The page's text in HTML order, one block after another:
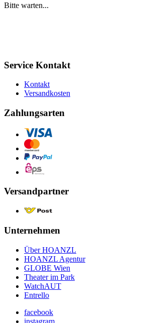
Bitte warten...
Service Kontakt
Kontakt
Versandkosten
Zahlungsarten
Versandpartner
Unternehmen
Über HOANZL
HOANZL Agentur
GLOBE Wien
Theater im Park
WatchAUT
Entrello
facebook
instagram